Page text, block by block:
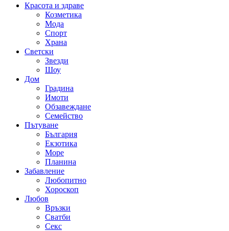
Красота и здраве
Козметика
Мода
Спорт
Храна
Светски
Звезди
Шоу
Дом
Градина
Имоти
Обзавеждане
Семейство
Пътуване
България
Екзотика
Море
Планина
Забавление
Любопитно
Хороскоп
Любов
Връзки
Сватби
Секс